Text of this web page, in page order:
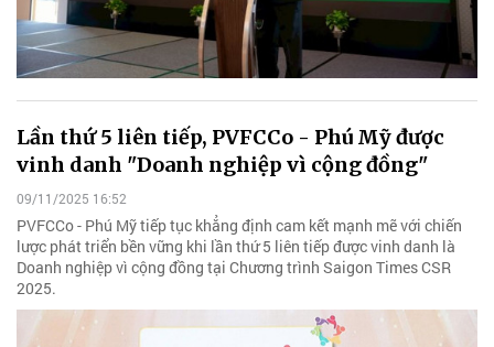
Lần thứ 5 liên tiếp, PVFCCo - Phú Mỹ được
vinh danh "Doanh nghiệp vì cộng đồng"
09/11/2025 16:52
PVFCCo - Phú Mỹ tiếp tục khẳng định cam kết mạnh mẽ với chiến
lược phát triển bền vững khi lần thứ 5 liên tiếp được vinh danh là
Doanh nghiệp vì cộng đồng tại Chương trình Saigon Times CSR
2025.